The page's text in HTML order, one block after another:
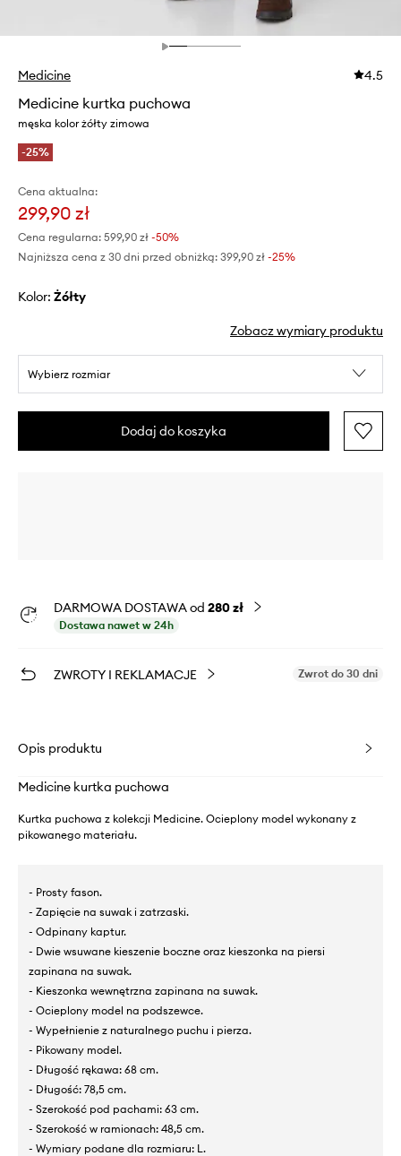
Medicine 4.5
Medicine kurtka puchowa
męska kolor żółty zimowa
-25%
Cena aktualna:
299,90 zł
Cena regularna: 599,90 zł -50%
Najniższa cena z 30 dni przed obniżką: 399,90 zł -25%
Kolor: żółty
Zobacz wymiary produktu
Wybierz rozmiar
Dodaj do koszyka
DARMOWA DOSTAWA od 280 zł
Dostawa nawet w 24h
ZWROTY I REKLAMACJE Zwrot do 30 dni
Opis produktu
Medicine kurtka puchowa
Kurtka puchowa z kolekcji Medicine. Ocieplony model wykonany z
pikowanego materiału.
- Prosty fason.
- Zapięcie na suwak i zatrzaski.
- Odpinany kaptur.
- Dwie wsuwane kieszenie boczne oraz kieszonka na piersi
zapinana na suwak.
- Kieszonka wewnętrzna zapinana na suwak.
- Ocieplony model na podszewce.
- Wypełnienie z naturalnego puchu i pierza.
- Pikowany model.
- Długość rękawa: 68 cm.
- Długość: 78,5 cm.
- Szerokość pod pachami: 63 cm.
- Szerokość w ramionach: 48,5 cm.
- Wymiary podane dla rozmiaru: L.